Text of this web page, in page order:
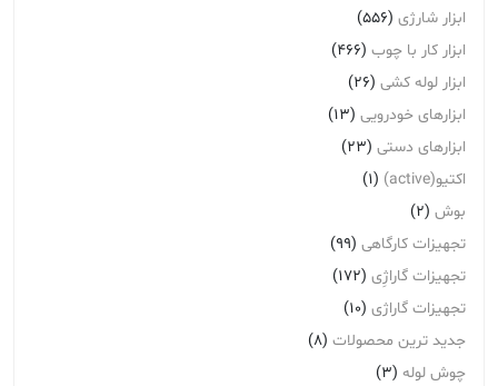
ابزار شارژی (556)
ابزار کار با چوب (466)
ابزار لوله کشی (26)
ابزارهای خودرویی (13)
ابزارهای دستی (23)
اکتیو(active)
(1)
بوش (2)
تجهیزات کارگاهی (99)
تجهیزات گاراژِی (172)
تجهیزات گاراژی (10)
جدید ترین محصولات (8)
چوش لوله (3)